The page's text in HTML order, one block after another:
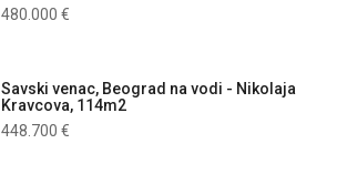
480.000 €
Savski venac, Beograd na vodi - Nikolaja
Kravcova, 114m2
448.700 €